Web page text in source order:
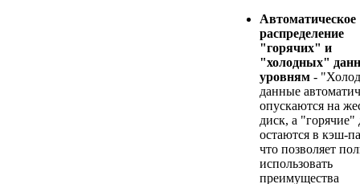
Автоматическое
распределение
"горячих" и
"холодных"
уровням -
данные
опускаются на
диск, а "горячие"
остаются в кэш-
что позволяет
использовать
преимущества